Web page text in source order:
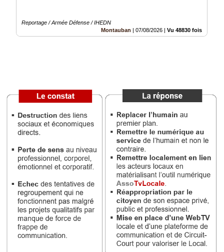
Reportage / Armée Défense / IHEDN
Montauban
07/08/2026 Vu 48830 fois